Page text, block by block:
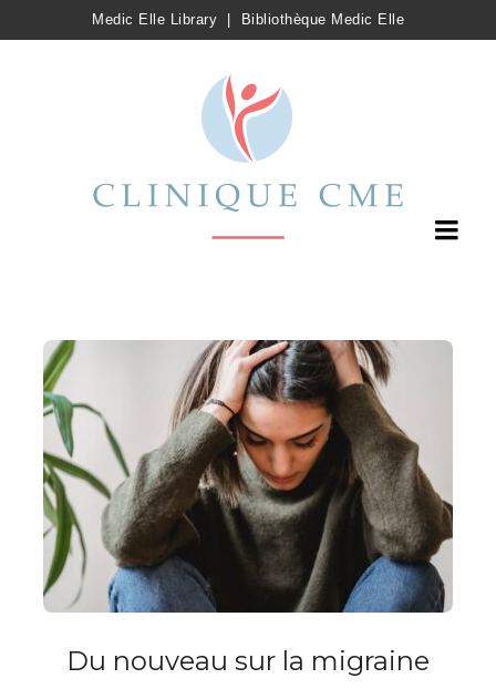
Medic Elle Library Bibliothèque Medic Elle
Du nouveau sur la migraine